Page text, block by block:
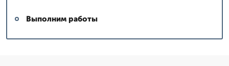
Выполним работы